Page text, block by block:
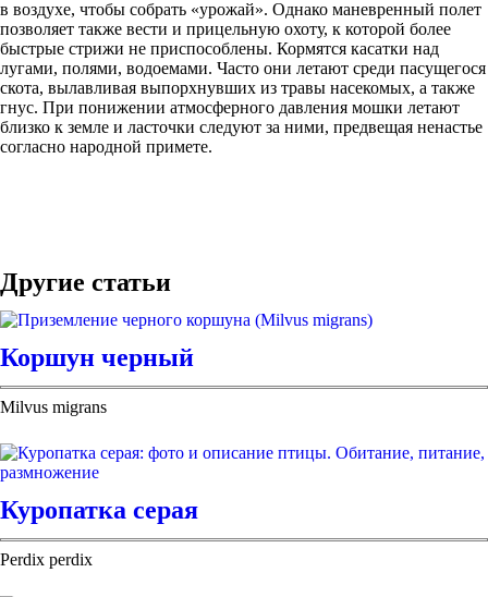
в воздухе, чтобы собрать «урожай». Однако маневренный полет
позволяет также вести и прицельную охоту, к которой более
быстрые стрижи не приспособлены. Кормятся касатки над
лугами, полями, водоемами. Часто они летают среди пасущегося
скота, вылавливая выпорхнувших из травы насекомых, а также
гнус. При понижении атмосферного давления мошки летают
близко к земле и ласточки следуют за ними, предвещая ненастье
согласно народной примете.
Другие статьи
Коршун черный
Milvus migrans
Куропатка серая
Perdix perdix